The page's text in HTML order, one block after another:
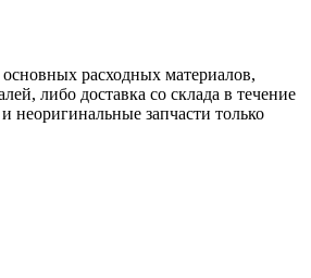
расходных материалов,
либо доставка со склада в течение
неоригинальные запчасти только